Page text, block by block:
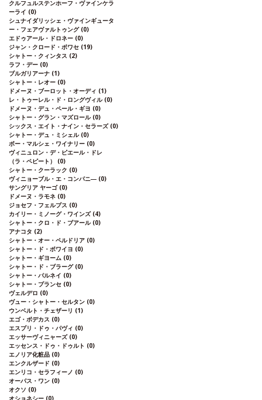
クルフュルステンホーフ・ヴァインケラ
ーライ (0)
シュナイダリッシェ・ヴァインギュータ
ー・フェアヴァルトゥング (0)
エドゥアール・ドロネー (0)
ジャン・クロード・ボワセ (19)
シャトー・クィンタス (2)
ラフ・デー (0)
ブルガリアーナ (1)
シャトー・レオー (0)
ドメーヌ・ブーロット・オーディ (1)
レ・トゥーレル・ド・ロングヴィル (0)
ドメーヌ・デュ・ペール・ギヨ (0)
シャトー・グラン・マズロール (0)
シックス・エイト・ナイン・セラーズ (0)
シャトー・デュ・ミシェル (0)
ボー・マルシェ・ワイナリー (0)
ヴィニュロン・デ・ピエール・ドレ
（ラ・ペピート） (0)
シャトー・クーラック (0)
ヴィニョーブル・エ・コンパニ― (0)
サングリア ヤーゴ (0)
ドメーヌ・ラモネ (0)
ジョセフ・フェルプス (0)
カイリー・ミノーグ・ワインズ (4)
シャトー・クロ・ド・ブアール (0)
アナコタ (2)
シャトー・オー・ペルドリア (0)
シャトー・ド・ボワイヨ (0)
シャトー・ギヨーム (0)
シャトー・ド・ブラーグ (0)
シャトー・パルネイ (0)
シャトー・プランセ (0)
ヴェルデロ (0)
ヴュー・シャトー・セルタン (0)
ウンベルト・チェザーリ (1)
エゴ・ボデカス (0)
エスプリ・ドゥ・パヴィ (0)
エッサーヴィニャーズ (0)
エッセンス・ドゥ・ドゥルト (0)
エノリア化粧品 (0)
エンクルザード (0)
エンリコ・セラフィーノ (0)
オーパス・ワン (0)
オクソ (0)
オショネシー (0)